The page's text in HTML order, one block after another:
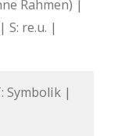
Rahmen) |
S: re.u. |
Symbolik |